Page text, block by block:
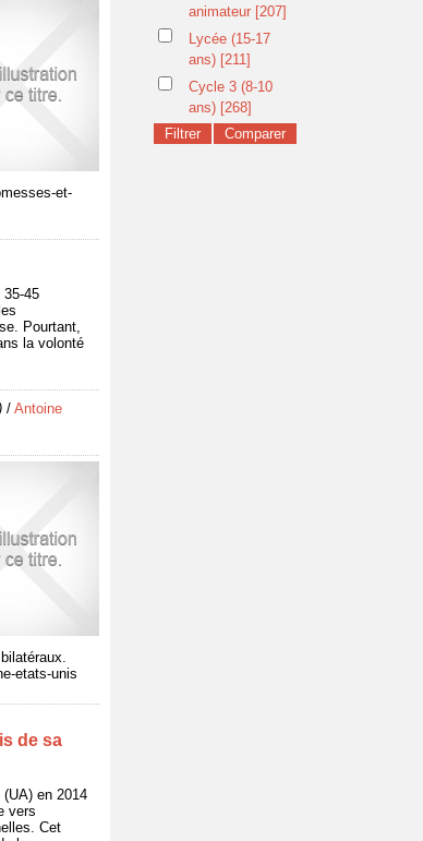
et-
35-45
Pourtant,
la volonté
/ Antoine
etats-unis
de sa
en 2014
vers
Cet
animateur [207]
Lycée (15-17
ans) [211]
Cycle 3 (8-10
ans) [268]